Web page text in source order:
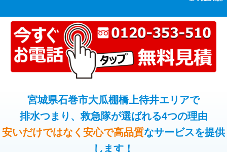
マス交換（深さ50㎝以上） 66,000円
コンクリート斫り（厚さ10㎝まで） 27,500円
コンクリート斫り（厚さ10㎝超え） 38,500円
モルタル補修（厚さ10㎝まで） 27,500円
モルタル補修（厚さ10㎝超え） 38,500円
追加人工 16,500円
トーラー機使用/3mまで 33,000円
追加トーラー機使用/3m超え +3,300円
カメラ調査 33,000円
止水・漏水調査・防水処理・清掃・修
理・調整・分解・加工など（軽作業）
11,000円
止水・漏水調査・防水処理・清掃・修
理・調整・分解・加工など（中作業）
22,000円
宮城県石巻市大瓜棚橋上待井エリアで
排水つまり、救急隊が選ばれる4つの理由
安いだけではなく安心で高品質なサービスを提供
します！